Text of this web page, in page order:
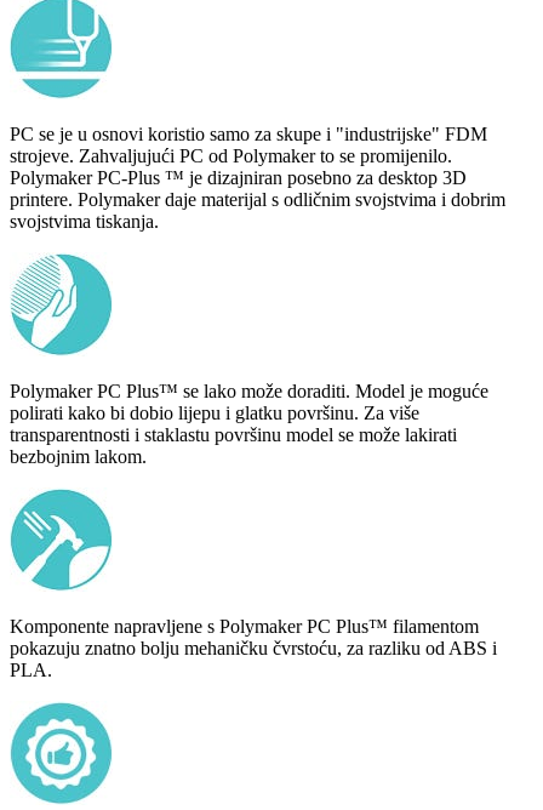
PC se je u osnovi koristio samo za skupe i "industrijske" FDM
strojeve. Zahvaljujući PC od Polymaker to se promijenilo.
Polymaker PC-Plus ™ je dizajniran posebno za desktop 3D
printere. Polymaker daje materijal s odličnim svojstvima i dobrim
svojstvima tiskanja.
Polymaker PC Plus™ se lako može doraditi. Model je moguće
polirati kako bi dobio lijepu i glatku površinu. Za više
transparentnosti i staklastu površinu model se može lakirati
bezbojnim lakom.
Komponente napravljene s Polymaker PC Plus™ filamentom
pokazuju znatno bolju mehaničku čvrstoću, za razliku od ABS i
PLA.